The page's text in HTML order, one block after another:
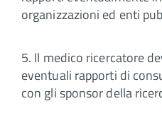
organizzazioni ed enti
5. Il medico ricercatore
eventuali rapporti di
con gli sponsor della